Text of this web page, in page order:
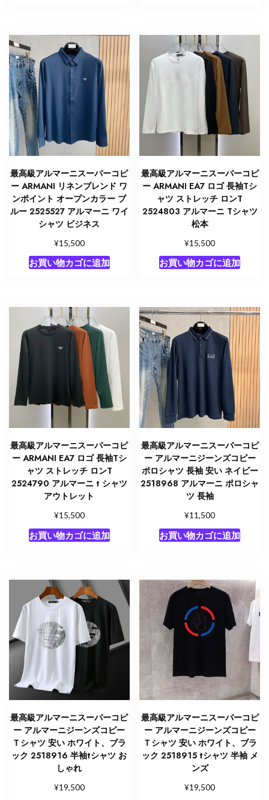
最高級アルマーニスーパーコピ
ー ARMANI リネンブレンド ワ
ンポイント オープンカラー ブ
ルー 2525527 アルマーニ ワイ
シャツ ビジネス
¥15,500
お買い物カゴに追加
最高級アルマーニスーパーコピ
ー ARMANI EA7 ロゴ 長袖Tシ
ャツ ストレッチ ロンT
2524803 アルマーニ Tシャツ
松本
¥15,500
お買い物カゴに追加
最高級アルマーニスーパーコピ
ー ARMANI EA7 ロゴ 長袖Tシ
ャツ ストレッチ ロンT
2524790 アルマーニ t シャツ
アウトレット
¥15,500
お買い物カゴに追加
最高級アルマーニスーパーコピ
ー アルマーニジーンズコピー
ポロシャツ 長袖 安い ネイビー
2518968 アルマーニ ポロシャ
ツ 長袖
¥11,500
お買い物カゴに追加
最高級アルマーニスーパーコピ
ー アルマーニジーンズコピー
Ｔシャツ 安い ホワイト、ブラ
ック 2518916 半袖tシャツ お
しゃれ
¥19,500
最高級アルマーニスーパーコピ
ー アルマーニジーンズコピー
Ｔシャツ 安い ホワイト、ブラ
ック 2518915 tシャツ 半袖 メ
ンズ
¥19,500